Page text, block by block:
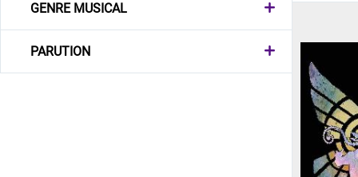
GENRE MUSICAL
PARUTION